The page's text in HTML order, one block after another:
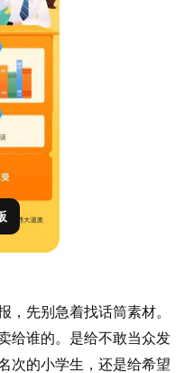
，先别急着找话筒素材。
给谁的。是给不敢当众发
次的小学生，还是给希望